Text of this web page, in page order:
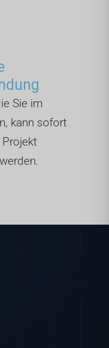
Sie im
kann sofort